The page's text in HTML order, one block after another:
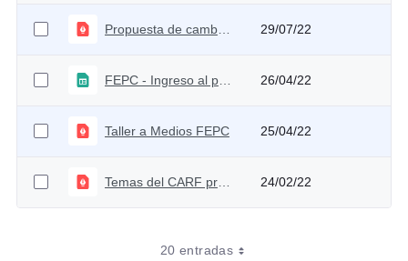
Propuesta de cambio metodológico en la contabilidad fiscal del FEPC 29/07/22
FEPC - Ingreso al productor 26/04/22
Taller a Medios FEPC 25/04/22
Temas del CARF primer semestre 24/02/22
20 entradas